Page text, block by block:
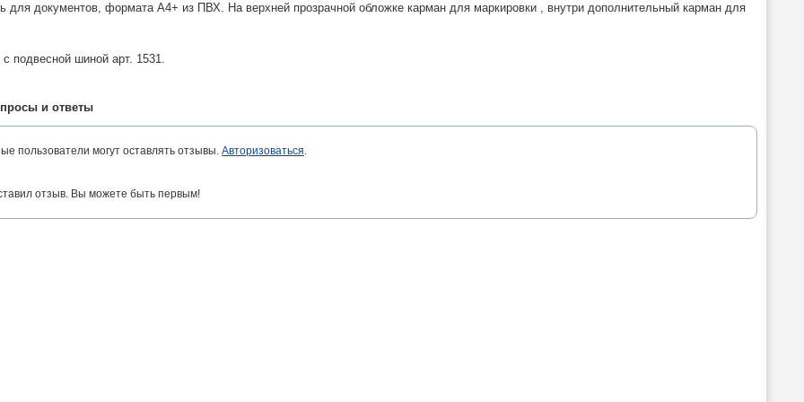
для документов, формата A4+ из ПВХ. На верхней прозрачной обложке карман для маркировки , внутри дополнительный карман для
подвесной шиной арт. 1531.
и ответы
пользователи могут оставлять отзывы. Авторизоваться.
отзыв. Вы можете быть первым!